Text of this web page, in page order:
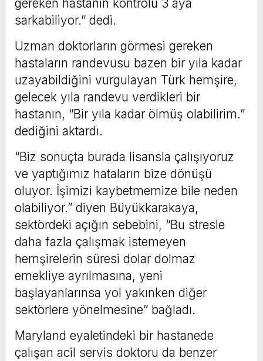
gereken hastanın kontrolü 3 aya
sarkabiliyor.” dedi.
Uzman doktorların görmesi gereken
hastaların randevusu bazen bir yıla kadar
uzayabildiğini vurgulayan Türk hemşire,
gelecek yıla randevu verdikleri bir
hastanın, “Bir yıla kadar ölmüş olabilirim.”
dediğini aktardı.
“Biz sonuçta burada lisansla çalışıyoruz
ve yaptığımız hataların bize dönüşü
oluyor. İşimizi kaybetmemize bile neden
olabiliyor.” diyen Büyükkarakaya,
sektördeki açığın sebebini, “Bu stresle
daha fazla çalışmak istemeyen
hemşirelerin süresi dolar dolmaz
emekliye ayrılmasına, yeni
başlayanlarınsa yol yakınken diğer
sektörlere yönelmesine” bağladı.
Maryland eyaletindeki bir hastanede
çalışan acil servis doktoru da benzer